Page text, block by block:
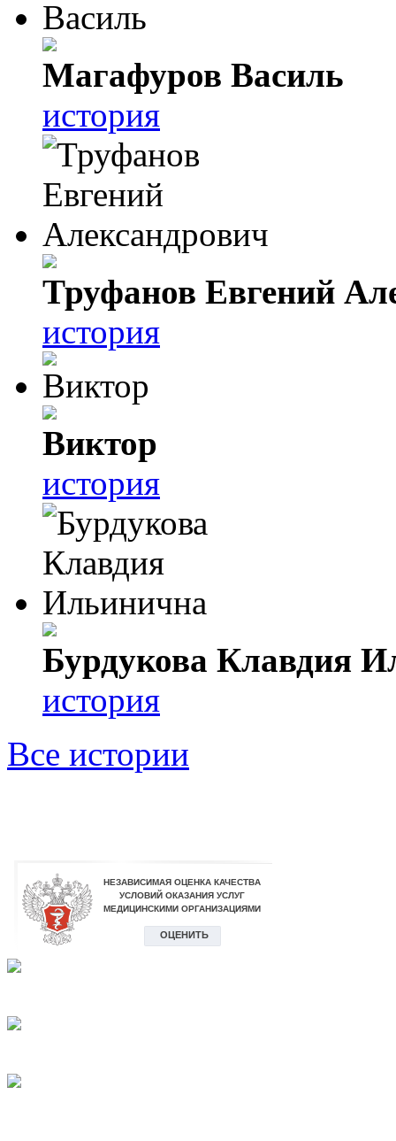
Магафуров Василь
история
Труфанов Евгений
история
Виктор
история
Бурдукова Клавдия
история
Все истории